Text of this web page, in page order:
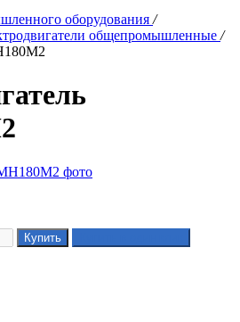
оборудования /
общепромышленные /